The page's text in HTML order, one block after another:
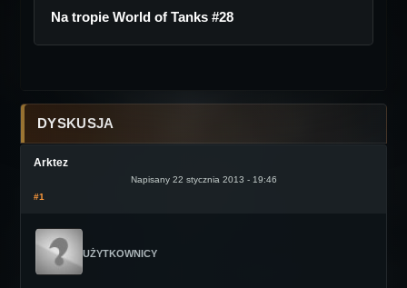
Na tropie World of Tanks #28
DYSKUSJA
Arktez
Napisany 22 stycznia 2013 - 19:46
#1
UŻYTKOWNICY